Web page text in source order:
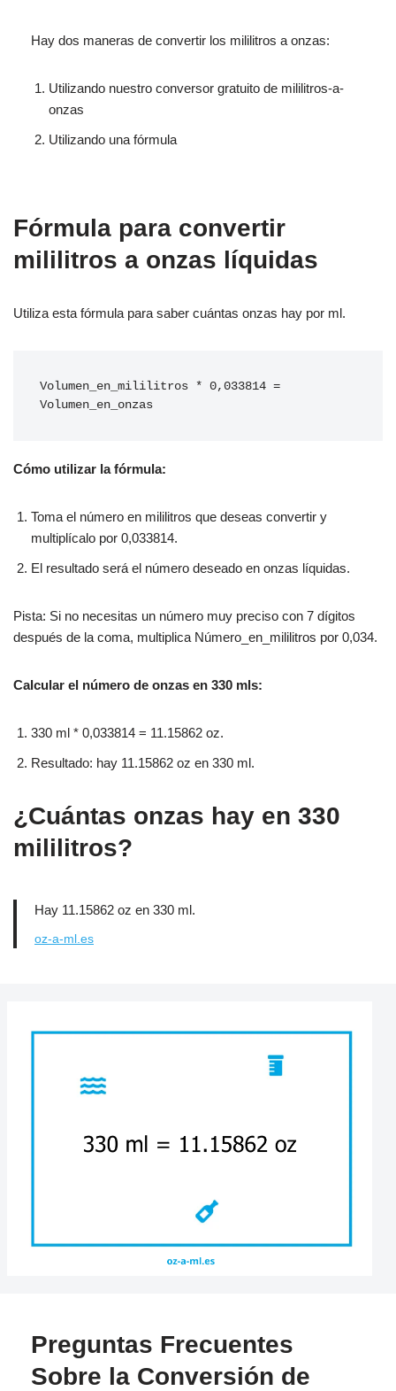
Hay dos maneras de convertir los mililitros a onzas:
Utilizando nuestro conversor gratuito de mililitros-a-
onzas
Utilizando una fórmula
Fórmula para convertir
mililitros a onzas líquidas
Utiliza esta fórmula para saber cuántas onzas hay por ml.
Volumen_en_mililitros * 0,033814 =
Volumen_en_onzas
Cómo utilizar la fórmula:
Toma el número en mililitros que deseas convertir y
multiplícalo por 0,033814.
El resultado será el número deseado en onzas líquidas.
Pista: Si no necesitas un número muy preciso con 7 dígitos
después de la coma, multiplica Número_en_mililitros por 0,034.
Calcular el número de onzas en 330 mls:
330 ml * 0,033814 = 11.15862 oz.
Resultado: hay 11.15862 oz en 330 ml.
¿Cuántas onzas hay en 330
mililitros?
Hay 11.15862 oz en 330 ml.
oz-a-ml.es
Preguntas Frecuentes
Sobre la Conversión de